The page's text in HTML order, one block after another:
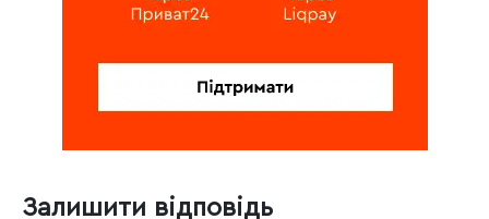
Залишити відповідь